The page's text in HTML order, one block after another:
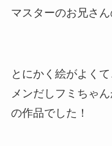
マスターのお兄さん
とにかく絵がよく
メンだしフミちゃ
の作品でした！